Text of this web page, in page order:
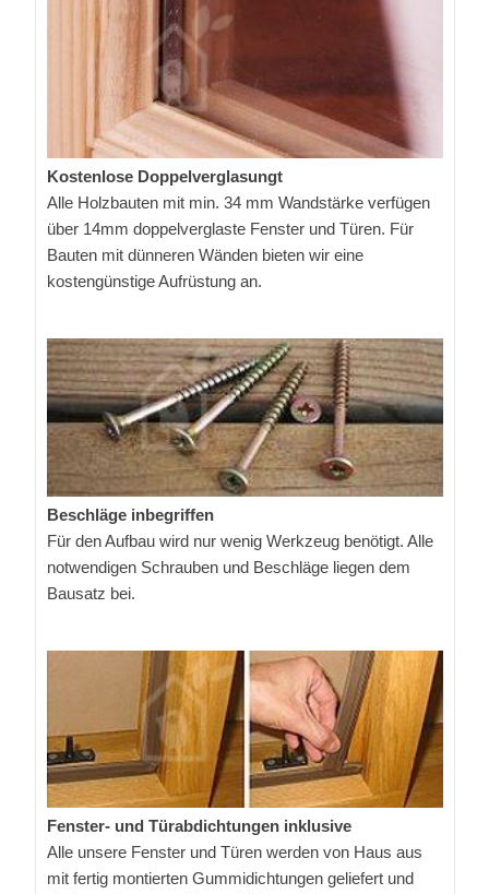
Kostenlose Doppelverglasungt
Alle Holzbauten mit min. 34 mm Wandstärke verfügen
über 14mm doppelverglaste Fenster und Türen. Für
Bauten mit dünneren Wänden bieten wir eine
kostengünstige Aufrüstung an.
Beschläge inbegriffen
Für den Aufbau wird nur wenig Werkzeug benötigt. Alle
notwendigen Schrauben und Beschläge liegen dem
Bausatz bei.
Fenster- und Türabdichtungen inklusive
Alle unsere Fenster und Türen werden von Haus aus
mit fertig montierten Gummidichtungen geliefert und